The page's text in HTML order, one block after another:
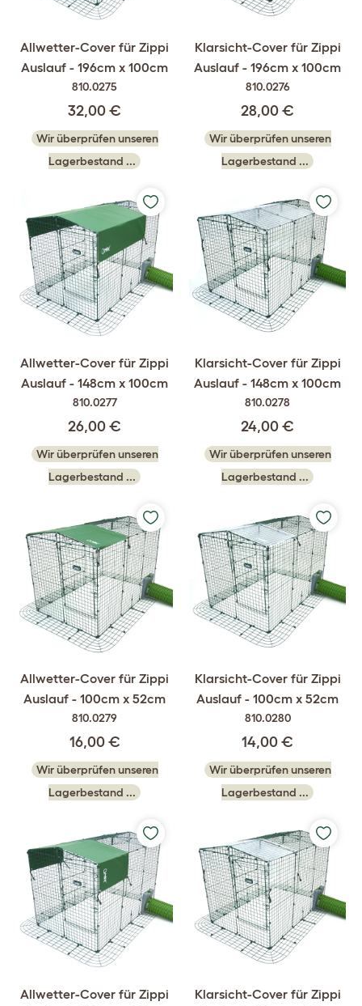
Allwetter-Cover für Zippi
Auslauf - 196cm x 100cm
810.0275
32,00 €
Wir überprüfen unseren
Lagerbestand ...
Klarsicht-Cover für Zippi
Auslauf - 196cm x 100cm
810.0276
28,00 €
Wir überprüfen unseren
Lagerbestand ...
Allwetter-Cover für Zippi
Auslauf - 148cm x 100cm
810.0277
26,00 €
Wir überprüfen unseren
Lagerbestand ...
Klarsicht-Cover für Zippi
Auslauf - 148cm x 100cm
810.0278
24,00 €
Wir überprüfen unseren
Lagerbestand ...
Allwetter-Cover für Zippi
Auslauf - 100cm x 52cm
810.0279
16,00 €
Wir überprüfen unseren
Lagerbestand ...
Klarsicht-Cover für Zippi
Auslauf - 100cm x 52cm
810.0280
14,00 €
Wir überprüfen unseren
Lagerbestand ...
Allwetter-Cover für Zippi
Klarsicht-Cover für Zippi